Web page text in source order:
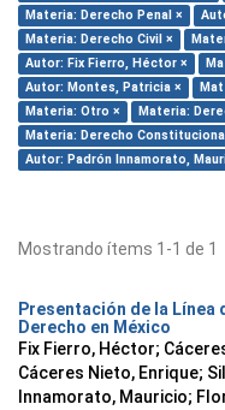
Materia: Derecho Penal ×
Materia: Derecho Civil ×
Autor: Fix Fierro, Héctor ×
Autor: Montes, Patricia ×
Materia: Otro ×
Materia:
Materia: Derecho
Autor: Padrón Innamorato,
Mostrando ítems 1-1 de 1
Presentación de la Línea
Derecho en México
Fix Fierro, Héctor;
Cáceres Nieto, Enrique;
Innamorato, Mauricio;